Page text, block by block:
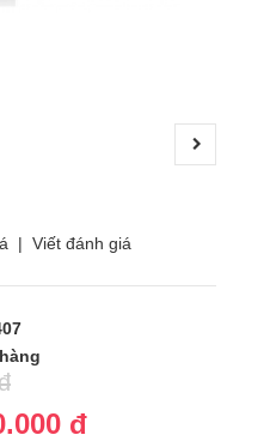
| Viết đánh giá
đ